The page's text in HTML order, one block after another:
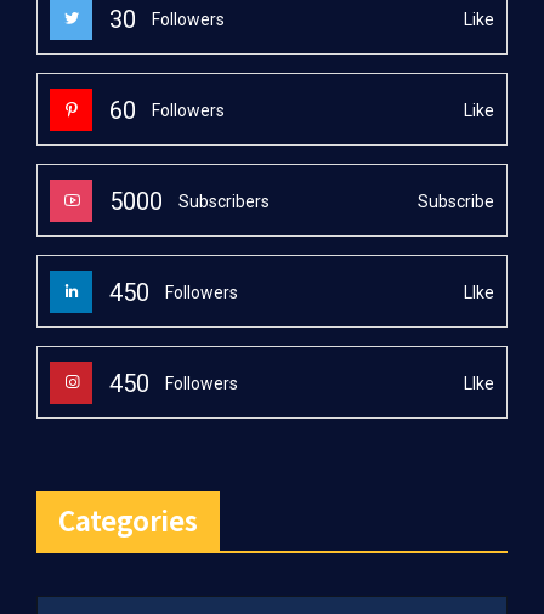
30 Followers Like
60 Followers Like
5000 Subscribers Subscribe
450 Followers LIke
450 Followers LIke
Categories